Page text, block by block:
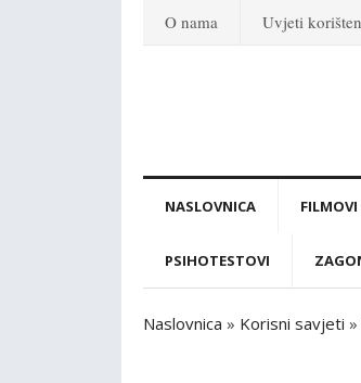
O nama Uvjeti
NASLOVNICA FILMOVI
PSIHOTESTOVI
Naslovnica » Korisni savjeti »